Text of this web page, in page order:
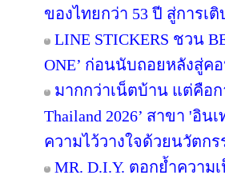
ของไทยกว่า 53 ปี สู่การเ
LINE STICKERS ชวน
ONE’ ก่อนนับถอยหลังสู่ค
มากกว่าเน็ตบ้าน แต่คือก
Thailand 2026’ สาขา 'อิ
ความไว้วางใจด้วยนวัตก
MR. D.I.Y. ตอกย้ำควา